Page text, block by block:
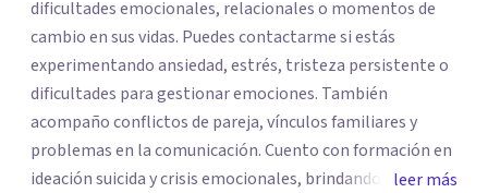
dificultades emocionales, relacionales o momentos de
cambio en sus vidas. Puedes contactarme si estás
experimentando ansiedad, estrés, tristeza persistente o
dificultades para gestionar emociones. También
acompaño conflictos de pareja, vínculos familiares y
problemas en la comunicación. Cuento con formación en
ideación suicida y crisis emocionales, brindando unleer más